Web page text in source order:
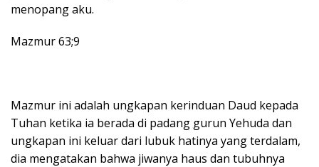
menopang aku.
Mazmur 63;9
Mazmur ini adalah ungkapan kerinduan Daud kepada
Tuhan ketika ia berada di padang gurun Yehuda dan
ungkapan ini keluar dari lubuk hatinya yang terdalam,
dia mengatakan bahwa jiwanya haus dan tubuhnya